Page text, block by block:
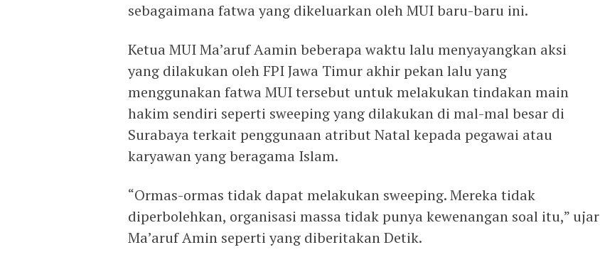
sebagaimana fatwa yang dikeluarkan oleh MUI baru-baru ini.
Ketua MUI Ma’aruf Aamin beberapa waktu lalu menyayangkan aksi
yang dilakukan oleh FPI Jawa Timur akhir pekan lalu yang
menggunakan fatwa MUI tersebut untuk melakukan tindakan main
hakim sendiri seperti sweeping yang dilakukan di mal-mal besar di
Surabaya terkait penggunaan atribut Natal kepada pegawai atau
karyawan yang beragama Islam.
“Ormas-ormas tidak dapat melakukan sweeping. Mereka tidak
diperbolehkan, organisasi massa tidak punya kewenangan soal itu,” ujar
Ma’aruf Amin seperti yang diberitakan Detik.